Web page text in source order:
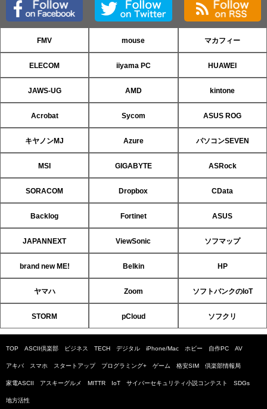
FMV mouse マカフィー
ELECOM iiyama PC HUAWEI
JAWS-UG AMD kintone
Acrobat Sycom ASUS ROG
キヤノンMJ Azure パソコンSEVEN
MSI GIGABYTE ASRock
SORACOM Dropbox CData
Backlog Fortinet ASUS
JAPANNEXT ViewSonic ソフマップ
brand new ME! Belkin HP
ヤマハ Zoom ソフトバンクのIoT
STORM pCloud ソフクリ
TOP ASCII倶楽部 ビジネス TECH デジタル iPhone/Mac ホビー 自作PC AV
アキバ スマホ スタートアップ プログラミング+ ゲーム 格安SIM 倶楽部情報局
家電ASCII アスキーグルメ MITTR IoT サイバーセキュリティ小説コンテスト SDGs
地方活性